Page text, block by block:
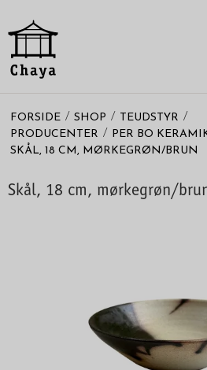
FORSIDE / SHOP / TEUDSTYR /
PRODUCENTER / PER BO
SKÅL, 18 CM, MØRKEGRØN/BRUN
Skål, 18 cm, mørkegrøn/